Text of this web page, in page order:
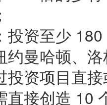
投资至少
约曼哈顿、
投资项目直
直接创造 10